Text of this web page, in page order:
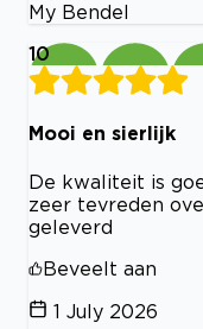
My Bendel
10
Mooi en sierlijk
De kwaliteit is
zeer tevreden
geleverd
Beveelt aan
1 July 2026